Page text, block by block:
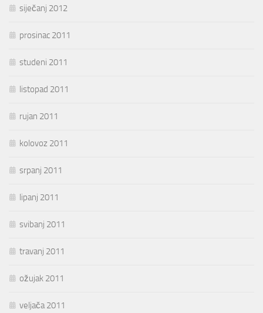
siječanj 2012
prosinac 2011
studeni 2011
listopad 2011
rujan 2011
kolovoz 2011
srpanj 2011
lipanj 2011
svibanj 2011
travanj 2011
ožujak 2011
veljača 2011